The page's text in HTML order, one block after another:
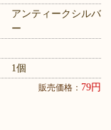
アンティークシルバ
ー
1個
販売価格： 79円